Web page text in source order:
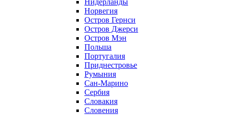
Нидерланды
Норвегия
Остров Гернси
Остров Джерси
Остров Мэн
Польша
Португалия
Приднестровье
Румыния
Сан-Марино
Сербия
Словакия
Словения